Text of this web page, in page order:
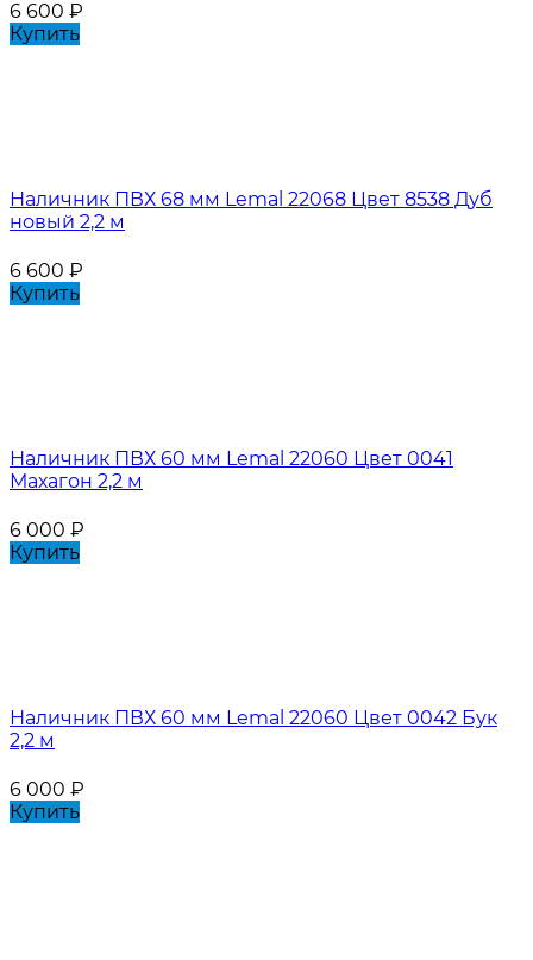
6 600 ₽
Купить
Наличник ПВХ 68 мм Lemal 22068 Цвет 8538 Дуб
новый 2,2 м
6 600 ₽
Купить
Наличник ПВХ 60 мм Lemal 22060 Цвет 0041
Махагон 2,2 м
6 000 ₽
Купить
Наличник ПВХ 60 мм Lemal 22060 Цвет 0042 Бук
2,2 м
6 000 ₽
Купить